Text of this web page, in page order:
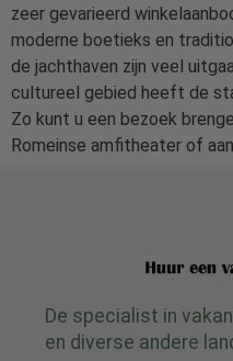
zeer gevarieerd
moderne boetieks en
de jachthaven zijn veel
cultureel gebied heeft de
Zo kunt u een bezoek
Romeinse amfitheater of
De specialist in
en diverse andere